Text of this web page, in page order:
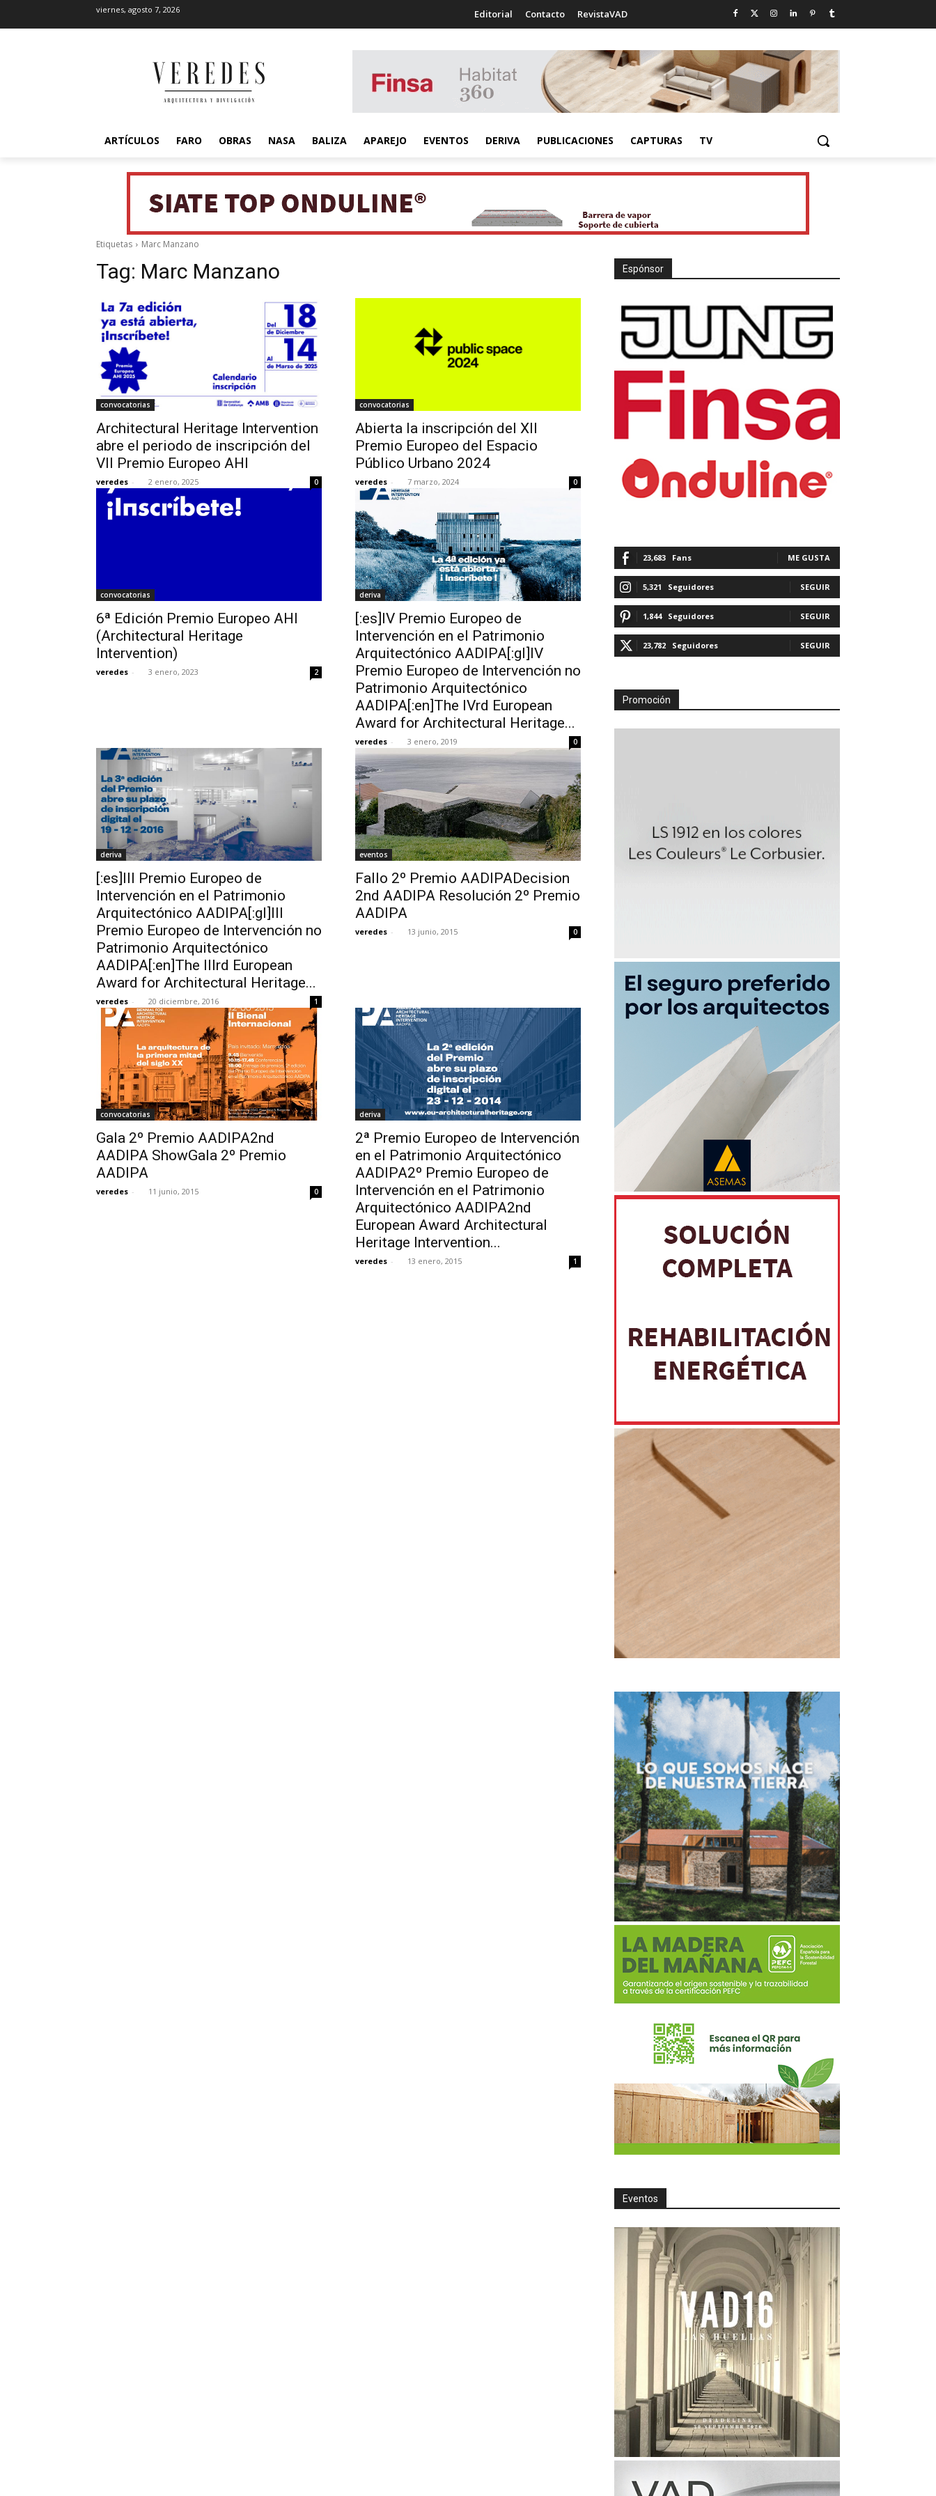
viernes, agosto 7, 2026 Editorial Contacto RevistaVAD
ARTÍCULOS FARO OBRAS NASA BALIZA APAREJO EVENTOS DERIVA PUBLICACIONES CAPTURAS TV
Etiquetas Marc Manzano
Tag: Marc Manzano
convocatorias
Architectural Heritage Intervention
abre el periodo de inscripción del
VII Premio Europeo AHI
veredes - 2 enero, 2025 0
convocatorias
Abierta la inscripción del XII
Premio Europeo del Espacio
Público Urbano 2024
veredes - 7 marzo, 2024 0
convocatorias
6ª Edición Premio Europeo AHI
(Architectural Heritage
Intervention)
veredes - 3 enero, 2023 2
deriva
[:es]IV Premio Europeo de
Intervención en el Patrimonio
Arquitectónico AADIPA[:gl]IV
Premio Europeo de Intervención no
Patrimonio Arquitectónico
AADIPA[:en]The IVrd European
Award for Architectural Heritage...
veredes - 3 enero, 2019 0
deriva
[:es]III Premio Europeo de
Intervención en el Patrimonio
Arquitectónico AADIPA[:gl]III
Premio Europeo de Intervención no
Patrimonio Arquitectónico
AADIPA[:en]The IIIrd European
Award for Architectural Heritage...
veredes - 20 diciembre, 2016 1
eventos
Fallo 2º Premio AADIPADecision
2nd AADIPA Resolución 2º Premio
AADIPA
veredes - 13 junio, 2015 0
convocatorias
Gala 2º Premio AADIPA2nd
AADIPA ShowGala 2º Premio
AADIPA
veredes - 11 junio, 2015 0
deriva
2ª Premio Europeo de Intervención
en el Patrimonio Arquitectónico
AADIPA2º Premio Europeo de
Intervención en el Patrimonio
Arquitectónico AADIPA2nd
European Award Architectural
Heritage Intervention...
veredes - 13 enero, 2015 1
Espónsor
23,683 Fans ME GUSTA
5,321 Seguidores SEGUIR
1,844 Seguidores SEGUIR
23,782 Seguidores SEGUIR
Promoción
Eventos